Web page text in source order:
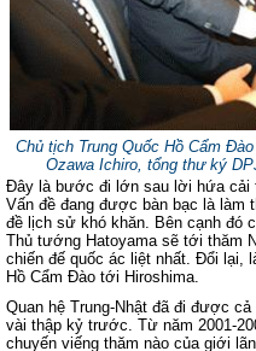
Chủ tịch Trung Quốc Hồ Cẩm
Ozawa Ichiro, tổng thư ký
Đây là bước đi lớn sau lời hứa cải
Vấn đề đang được bàn bạc là làm
đề lịch sử khó khăn. Bên cạnh đó
Thủ tướng Hatoyama sẽ tới thăm
chiến đế quốc ác liệt nhất. Đổi lại,
Hồ Cẩm Đào tới Hiroshima.
Quan hệ Trung-Nhật đã đi được
vài thập kỷ trước. Từ năm 2001-
chuyến viếng thăm nào của giới